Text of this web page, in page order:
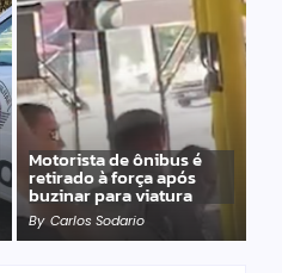
Motorista de ônibus é
retirado à força após
buzinar para viatura
By Carlos Sodario